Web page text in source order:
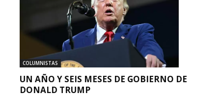
COLUMNISTAS
UN AÑO Y SEIS MESES DE GOBIERNO DE
DONALD TRUMP